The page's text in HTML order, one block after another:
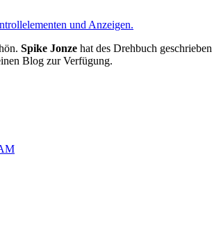
Spike Jonze hat des Drehbuch geschrieben
Blog zur Verfügung.